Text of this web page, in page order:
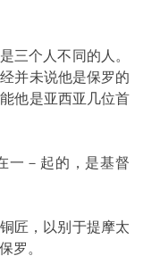
三个人不同的人。
并未说他是保罗的
他是亚西亚几位首
一－起的，是基督
匠，以别于提摩太
罗。